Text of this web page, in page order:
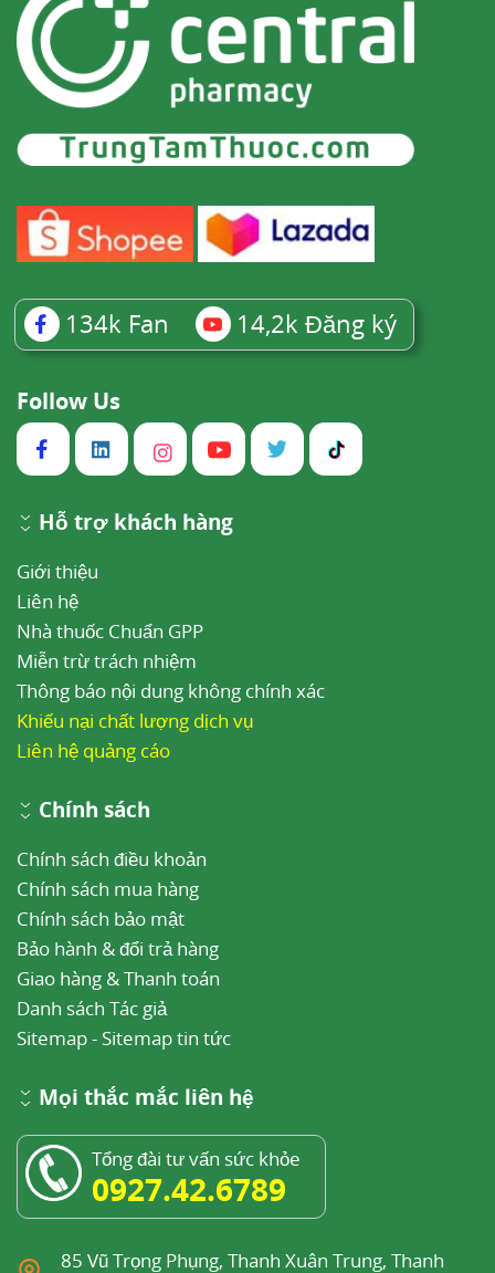
134k Fan 14,2k Đăng ký
Follow Us
Hỗ trợ khách hàng
Giới thiệu
Liên hệ
Nhà thuốc Chuẩn GPP
Miễn trừ trách nhiệm
Thông báo nội dung không chính xác
Khiếu nại chất lượng dịch vụ
Liên hệ quảng cáo
Chính sách
Chính sách điều khoản
Chính sách mua hàng
Chính sách bảo mật
Bảo hành & đổi trả hàng
Giao hàng & Thanh toán
Danh sách Tác giả
Sitemap- Sitemap tin tức
Mọi thắc mắc liên hệ
Tổng đài tư vấn sức khỏe
0927.42.6789
85 Vũ Trọng Phụng, Thanh Xuân Trung, Thanh